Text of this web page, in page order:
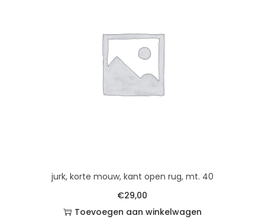
jurk, korte mouw, kant open rug, mt. 40
€29,00
Toevoegen aan winkelwagen